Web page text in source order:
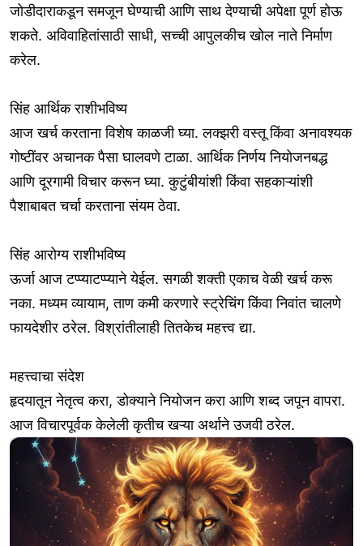
जोडीदाराकडून समजून घेण्याची आणि साथ देण्याची अपेक्षा पूर्ण होऊ
शकते. अविवाहितांसाठी साधी, सच्ची आपुलकीच खोल नाते निर्माण
करेल.
सिंह आर्थिक राशीभविष्य
आज खर्च करताना विशेष काळजी घ्या. लक्झरी वस्तू किंवा अनावश्यक
गोष्टींवर अचानक पैसा घालवणे टाळा. आर्थिक निर्णय नियोजनबद्ध
आणि दूरगामी विचार करून घ्या. कुटुंबीयांशी किंवा सहकाऱ्यांशी
पैशाबाबत चर्चा करताना संयम ठेवा.
सिंह आरोग्य राशीभविष्य
ऊर्जा आज टप्प्याटप्प्याने येईल. सगळी शक्ती एकाच वेळी खर्च करू
नका. मध्यम व्यायाम, ताण कमी करणारे स्ट्रेचिंग किंवा निवांत चालणे
फायदेशीर ठरेल. विश्रांतीलाही तितकेच महत्त्व द्या.
महत्त्वाचा संदेश
हृदयातून नेतृत्व करा, डोक्याने नियोजन करा आणि शब्द जपून वापरा.
आज विचारपूर्वक केलेली कृतीच खऱ्या अर्थाने उजवी ठरेल.